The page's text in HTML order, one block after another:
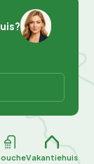
Vakantiehuis